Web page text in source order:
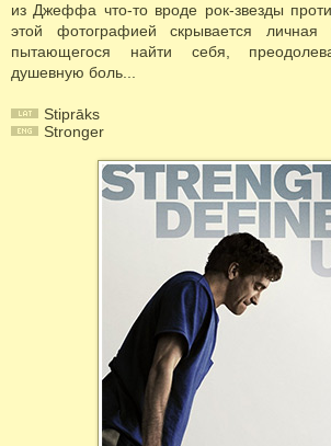
из Джеффа что-то вроде рок-звезды
этой фотографией скрывается личная
пытающегося найти себя,
душевную боль...
Stiprāks
Stronger